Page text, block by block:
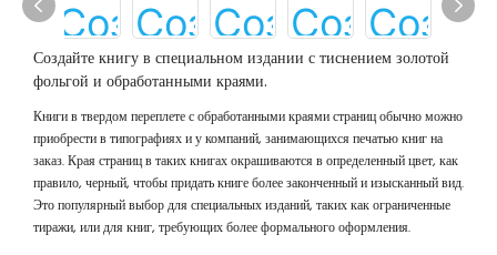
Создайте книгу в специальном издании с тиснением золотой
фольгой и обработанными краями.
Книги в твердом переплете с обработанными краями страниц обычно можно
приобрести в типографиях и у компаний, занимающихся печатью книг на
заказ. Края страниц в таких книгах окрашиваются в определенный цвет, как
правило, черный, чтобы придать книге более законченный и изысканный вид.
Это популярный выбор для специальных изданий, таких как ограниченные
тиражи, или для книг, требующих более формального оформления.